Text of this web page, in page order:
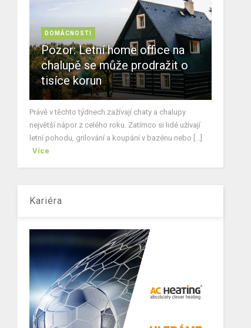
DOMÁCNOSTI
Pozor: Letní home office na
chalupě se může prodražit o
tisíce korun
Právě v těchto týdnech zažívají chaty a chalupy
největší nápor z celého roku. Zatímco si lidé užívají
letní pohodu, grilování a koupání v bazénu nebo [...]
Více
Kariéra